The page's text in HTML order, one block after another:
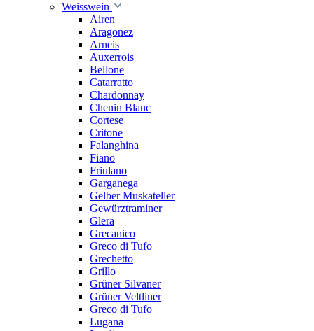
Weisswein
Airen
Aragonez
Arneis
Auxerrois
Bellone
Catarratto
Chardonnay
Chenin Blanc
Cortese
Critone
Falanghina
Fiano
Friulano
Garganega
Gelber Muskateller
Gewürztraminer
Glera
Grecanico
Greco di Tufo
Grechetto
Grillo
Grüner Silvaner
Grüner Veltliner
Greco di Tufo
Lugana